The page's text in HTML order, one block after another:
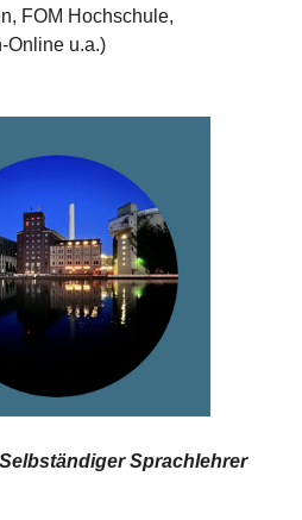
FOM Hochschule,
Online u.a.)
Selbständiger Sprachlehrer